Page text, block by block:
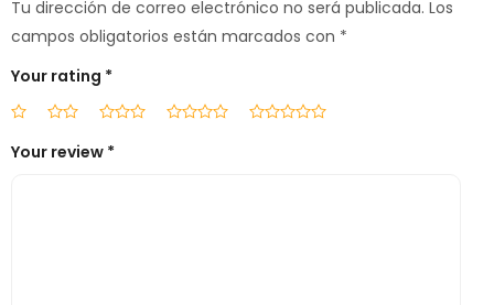
Tu dirección de correo electrónico no será publicada. Los
campos obligatorios están marcados con *
Your rating *
Your review *